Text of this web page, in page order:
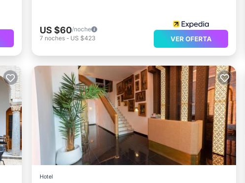
US $60/noche
7 noches - US $423 VER OFERTA
Hotel